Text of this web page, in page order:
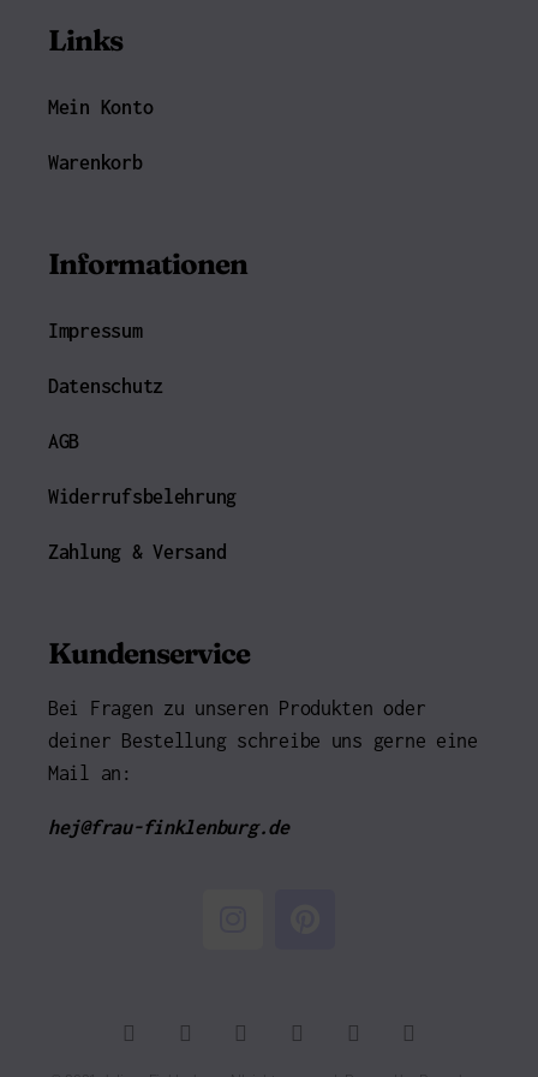
Links
Mein Konto
Warenkorb
Informationen
Impressum
Datenschutz
AGB
Widerrufsbelehrung
Zahlung & Versand
Kundenservice
Bei Fragen zu unseren Produkten oder
deiner Bestellung schreibe uns gerne eine
Mail an:
hej@frau-finklenburg.de